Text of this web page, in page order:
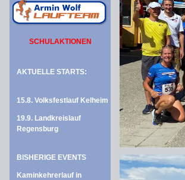
SCHULAKTIONEN
AKTUELLE STARTS:
15.8. Volksfestlauf Kelheim
19.9. Landkreislauf
Regensburg
BISHERIGE EVENTS
Kaminkehrerlauf in